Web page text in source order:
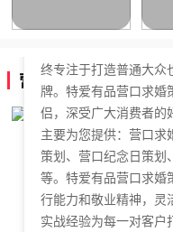
营口求婚策划公司简
特爱有品营口求婚策划
终专注于打造普通大众
牌。特爱有品营口求
侣，深受广大消费者的
主要为您提供：营口求
策划、营口纪念日策划
等。特爱有品营口求婚
行能力和敬业精神，灵
实战经验为每一对客